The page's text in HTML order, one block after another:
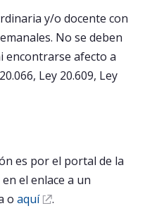
y/o docente con
No se deben
encontrarse afecto a
Ley 20.609, Ley
es por el portal de la
el enlace a un
o aquí .